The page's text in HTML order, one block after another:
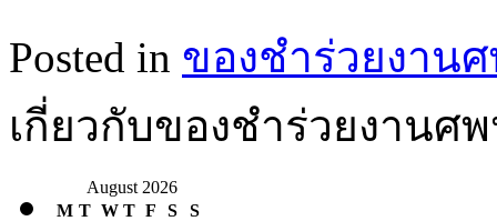
Posted in ของชำร่วยงาน
เกี่ยวกับของชำร่วยงานศ
August 2026
M T W T F S
S